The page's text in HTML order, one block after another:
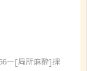
ー[局所麻酔]採